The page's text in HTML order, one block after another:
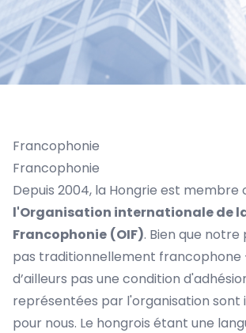
Francophonie
Francophonie
Depuis 2004, la Hongrie est
l'Organisation internationale de
Francophonie (OIF). Bien que notre
pas traditionnellement francophone
d’ailleurs pas une condition
représentées par l'organisation
pour nous. Le hongrois étant une